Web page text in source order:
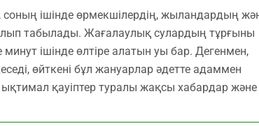
ішінде өрмекшілердің, жыландардың
болып табылады. Жағалаулық сулардың тұрғыны
ішінде өлтіре алатын уы бар. Дегенмен,
өйткені бұл жануарлар әдетте адаммен
қауіптер туралы жақсы хабардар және